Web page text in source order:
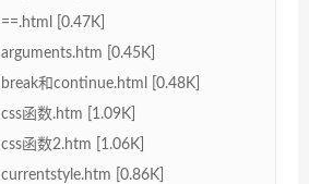
==.html [0.47K]
arguments.htm [0.45K]
break和continue.html [0.48K]
css函数.htm [1.09K]
css函数2.htm [1.06K]
currentstyle.htm [0.86K]